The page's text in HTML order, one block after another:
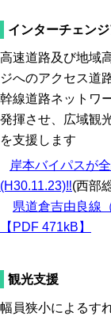
インターチェン
高速道路及び地域
ジへのアクセス道
幹線道路ネットワ
発揮させ、広域観
を支援します
岸本バイパスが
(H30.11.23)‼(西部
県道倉吉由良線
【PDF 471kB】
観光支援
幅員狭小によるす